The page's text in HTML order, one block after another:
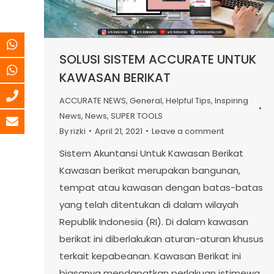
SOLUSI SISTEM ACCURATE UNTUK
KAWASAN BERIKAT
ACCURATE NEWS, General, Helpful Tips, Inspiring
News, News, SUPER TOOLS
Byrizki April 21, 2021 Leave a comment
Sistem Akuntansi Untuk Kawasan Berikat
Kawasan berikat merupakan bangunan,
tempat atau kawasan dengan batas-batas
yang telah ditentukan di dalam wilayah
Republik Indonesia (RI). Di dalam kawasan
berikat ini diberlakukan aturan-aturan khusus
terkait kepabeanan. Kawasan Berikat ini